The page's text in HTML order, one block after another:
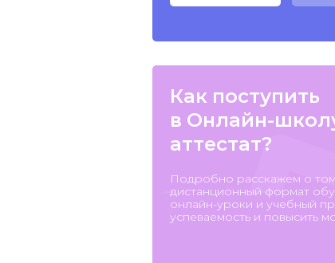
Как поступить
в Онлайн-
аттестат?
Подробно расскажем о
дистанционный формат
онлайн-уроки и учебный
успеваемость и повысить